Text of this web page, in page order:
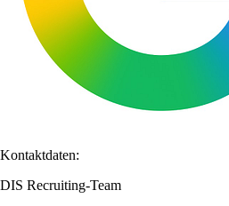
Kontaktdaten:
DIS Recruiting-Team